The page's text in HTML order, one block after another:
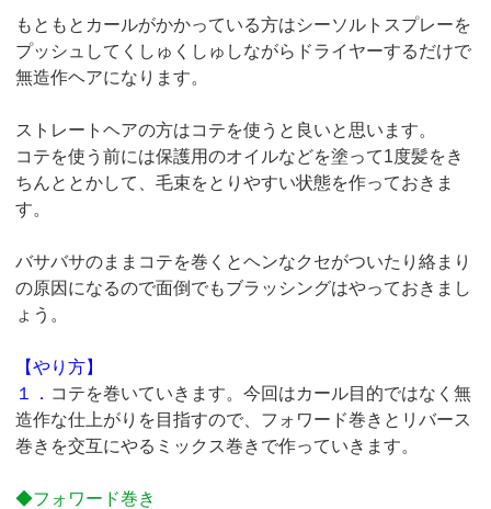
もともとカールがかかっている方はシーソルトスプレーを
プッシュしてくしゅくしゅしながらドライヤーするだけで
無造作ヘアになります。
ストレートヘアの方はコテを使うと良いと思います。
コテを使う前には保護用のオイルなどを塗って1度髪をき
ちんととかして、毛束をとりやすい状態を作っておきま
す。
バサバサのままコテを巻くとヘンなクセがついたり絡まり
の原因になるので面倒でもブラッシングはやっておきまし
ょう。
【やり方】
１． コテを巻いていきます。今回はカール目的ではなく無
造作な仕上がりを目指すので、フォワード巻きとリバース
巻きを交互にやるミックス巻きで作っていきます。
◆フォワード巻き